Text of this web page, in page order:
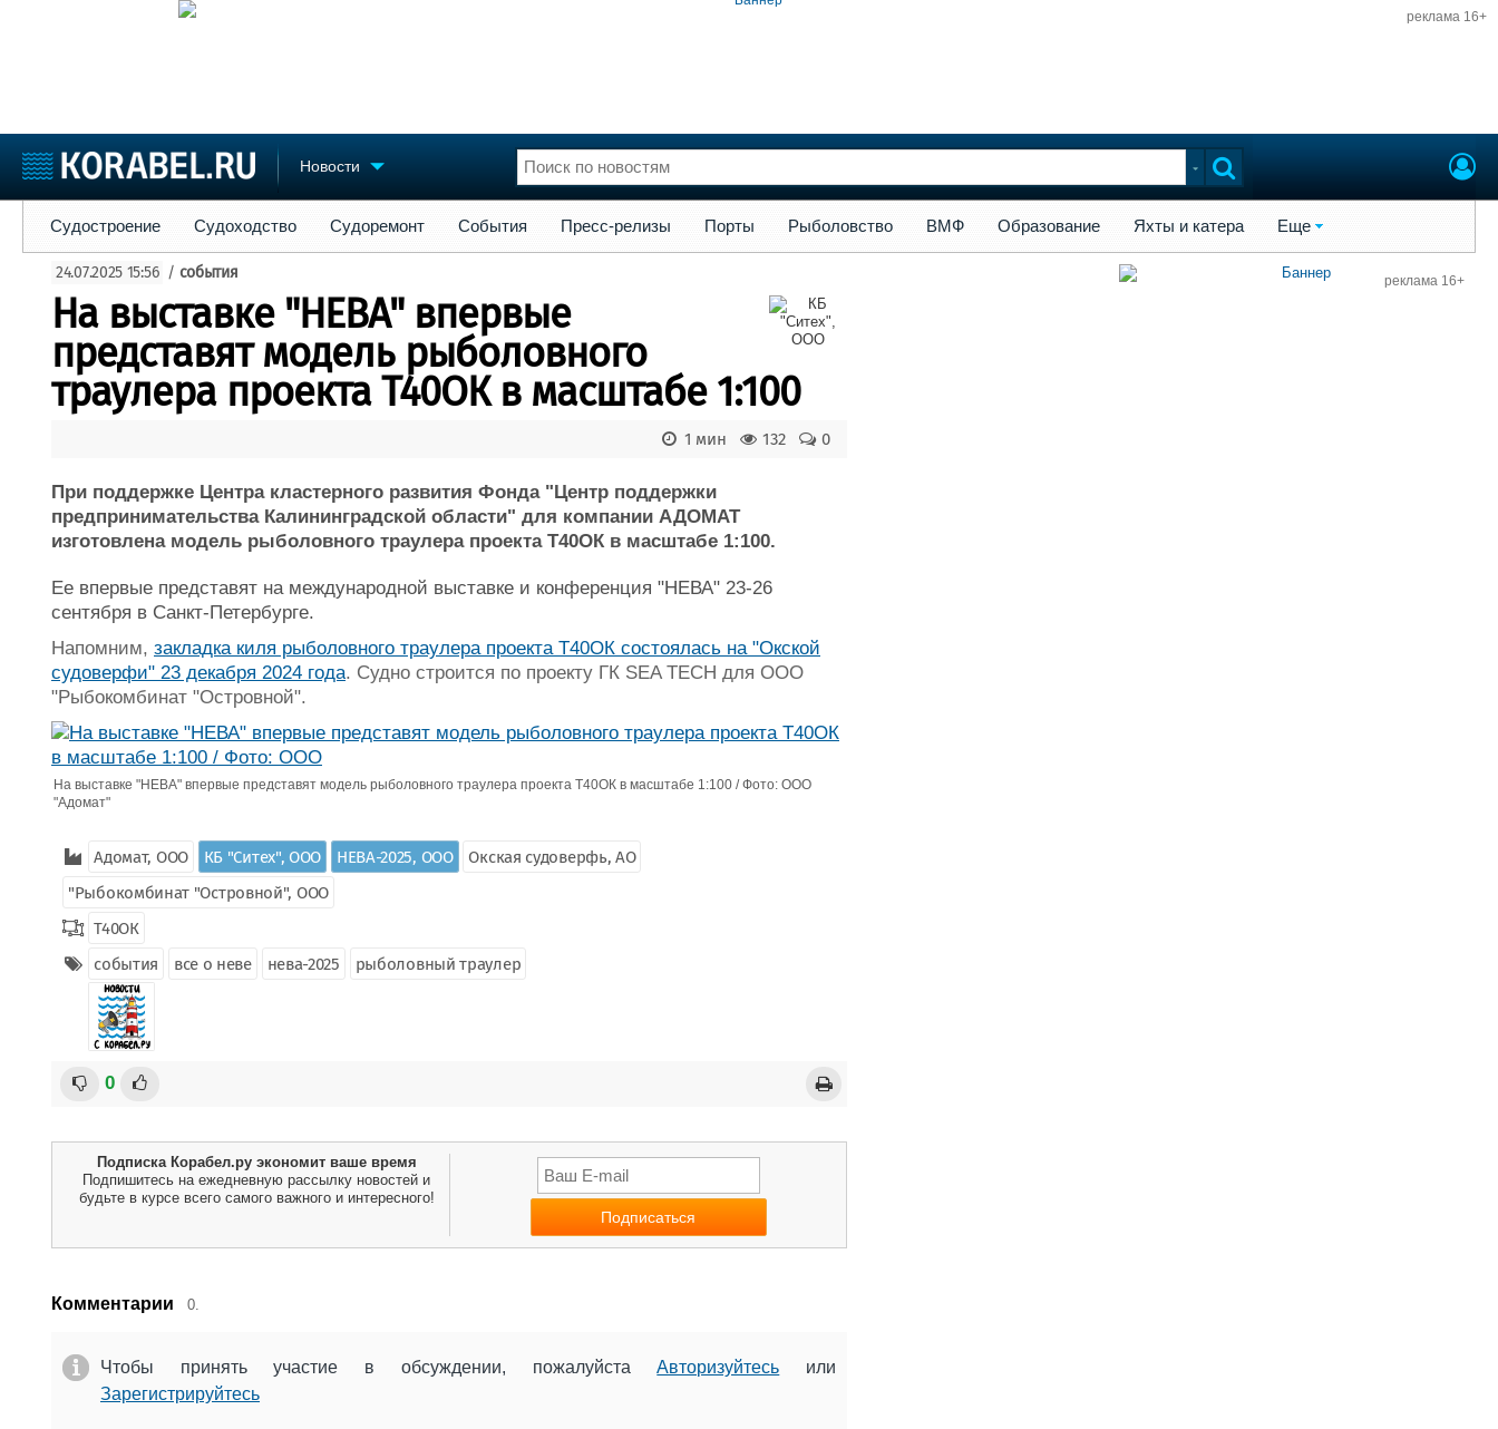
реклама 16+
Новости
Судостроение
Пульс
Новости
Репутация
Работа
Крюинг
Торговая площадка
Доска объявлений
Продажа флота
Изделия
Материалы
Услуги
Конференции
Личности
Словарь
Флот
Судостроение Судоходство Судоремонт События Пресс-релизы Порты Рыболовство ВМФ Образование Яхты и катера Еще
24.07.2025 15:56 / события
На выставке "НЕВА" впервые
представят модель рыболовного
траулера проекта Т40ОК в масштабе 1:100
0
132
1 мин
При поддержке Центра кластерного развития Фонда "Центр поддержки
предпринимательства Калининградской области" для компании АДОМАТ
изготовлена модель рыболовного траулера проекта Т40ОК в масштабе 1:100.
Ее впервые представят на международной выставке и конференция "НЕВА" 23-26
сентября в Санкт-Петербурге.
Напомним, закладка киля рыболовного траулера проекта Т40ОК состоялась на "Окской
судоверфи" 23 декабря 2024 года. Судно строится по проекту ГК SEA TECH для ООО
"Рыбокомбинат "Островной".
На выставке "НЕВА" впервые представят модель рыболовного траулера проекта Т40ОК в масштабе 1:100 / Фото: ООО
"Адомат"
Адомат, ООО КБ "Ситех", ООО НЕВА-2025, ООО
Окская судоверфь, АО
"Рыбокомбинат "Островной", ООО
Т40ОК
события
все о неве нева-2025 рыболовный траулер
0
Подписка Корабел.ру экономит ваше время
Подпишитесь на ежедневную рассылку новостей и
будьте в курсе всего самого важного и интересного!
Комментарии 0.
Чтобы принять участие в обсуждении, пожалуйстаАвторизуйтесь или
Зарегистрируйтесь
реклама 16+